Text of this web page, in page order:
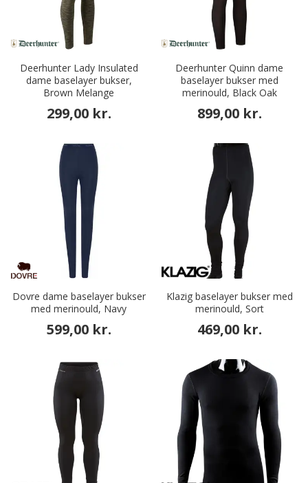
Deerhunter Lady Insulated
dame baselayer bukser,
Brown Melange
299,00 kr.
Deerhunter Quinn dame
baselayer bukser med
merinould, Black Oak
899,00 kr.
Dovre dame baselayer bukser
med merinould, Navy
599,00 kr.
Klazig baselayer bukser med
merinould, Sort
469,00 kr.